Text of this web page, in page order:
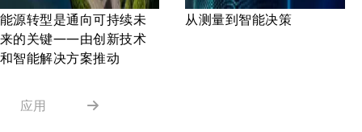
能源转型是通向可持续未
来的关键——由创新技术
和智能解决方案推动
从测量到智能决策
应用